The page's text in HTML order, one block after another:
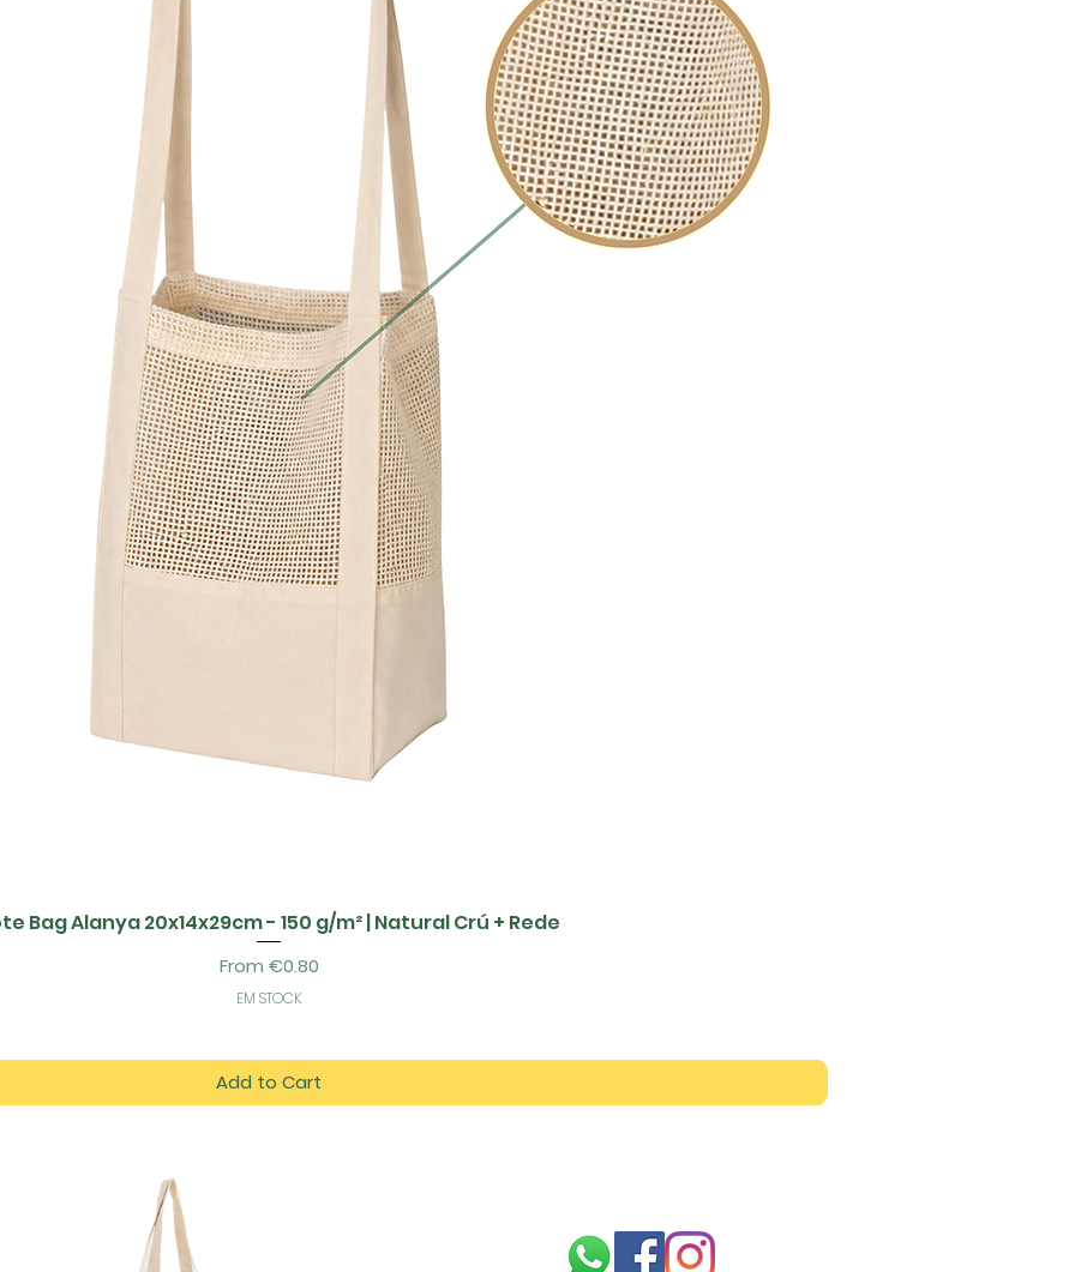
Bag Alanya 20x14x29cm - 150 g/m² | Natural Crú + Rede
From €0.80
Sale Price
EM STOCK
Add to Cart